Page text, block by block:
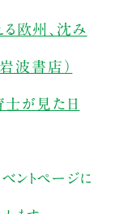
欧州、沈み
岩波書店）
が見た日
ントページに